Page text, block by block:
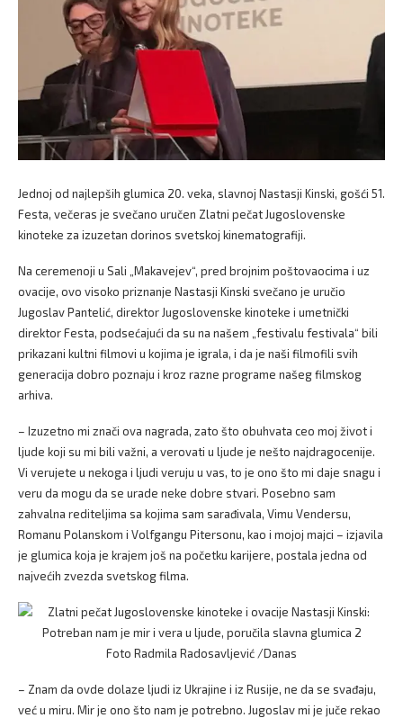
Jednoj od najlepših glumica 20. veka, slavnoj Nastasji Kinski, gošći 51.
Festa, večeras je svečano uručen Zlatni pečat Jugoslovenske
kinoteke za izuzetan dorinos svetskoj kinematografiji.
Na ceremenoji u Sali „Makavejev“, pred brojnim poštovaocima i uz
ovacije, ovo visoko priznanje Nastasji Kinski svečano je uručio
Jugoslav Pantelić, direktor Jugoslovenske kinoteke i umetnički
direktor Festa, podsećajući da su na našem „festivalu festivala“ bili
prikazani kultni filmovi u kojima je igrala, i da je naši filmofili svih
generacija dobro poznaju i kroz razne programe našeg filmskog
arhiva.
– Izuzetno mi znači ova nagrada, zato što obuhvata ceo moj život i
ljude koji su mi bili važni, a verovati u ljude je nešto najdragocenije.
Vi verujete u nekoga i ljudi veruju u vas, to je ono što mi daje snagu i
veru da mogu da se urade neke dobre stvari. Posebno sam
zahvalna rediteljima sa kojima sam sarađivala, Vimu Vendersu,
Romanu Polanskom i Volfgangu Pitersonu, kao i mojoj majci – izjavila
je glumica koja je krajem još na početku karijere, postala jedna od
najvećih zvezda svetskog filma.
Foto Radmila Radosavljević /Danas
– Znam da ovde dolaze ljudi iz Ukrajine i iz Rusije, ne da se svađaju,
već u miru. Mir je ono što nam je potrebno. Jugoslav mi je juče rekao